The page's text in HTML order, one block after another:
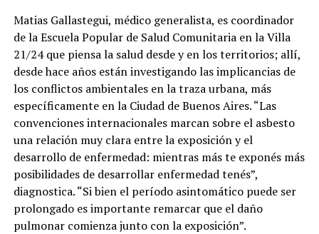
Matias Gallastegui, médico generalista, es coordinador
de la Escuela Popular de Salud Comunitaria en la Villa
21/24 que piensa la salud desde y en los territorios; allí,
desde hace años están investigando las implicancias de
los conflictos ambientales en la traza urbana, más
específicamente en la Ciudad de Buenos Aires. “Las
convenciones internacionales marcan sobre el asbesto
una relación muy clara entre la exposición y el
desarrollo de enfermedad: mientras más te exponés más
posibilidades de desarrollar enfermedad tenés”,
diagnostica. “Si bien el período asintomático puede ser
prolongado es importante remarcar que el daño
pulmonar comienza junto con la exposición”.